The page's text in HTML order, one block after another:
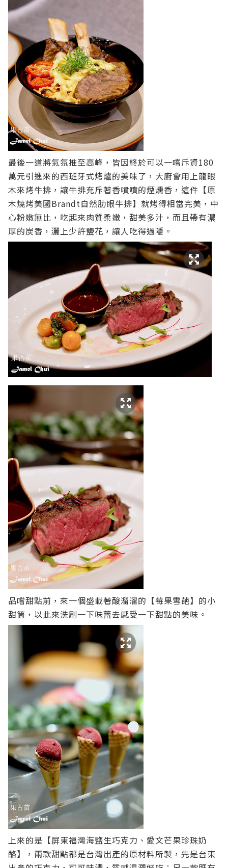
最後一道將氣氛推至高峰，皆因終於可以一嚐斥資180
萬元引進來的西班牙式烤爐的美味了，大廚會用上龍眼
木來烤牛排，讓牛排充斥著香噴噴的煙燻香，這件【原
木燒烤美國Brandt自然肋眼牛排】就烤得相當完美，中
心粉嫩無比，吃起來肉質柔嫩，甜美多汁，而且帶有濃
厚的炭香，灑上少許鹽花，讓人吃得過隱。
品嚐甜點前，來一個盛載著酸溜溜的【莓果雪葩】的小
甜筒，以此來洗刷一下味蕾去感受一下甜點的美味。
上來的是【屏東福灣海鹽生巧克力、愛文芒果珍珠奶
酪】，兩款甜點都是台灣出產的原材料所製，先是台東